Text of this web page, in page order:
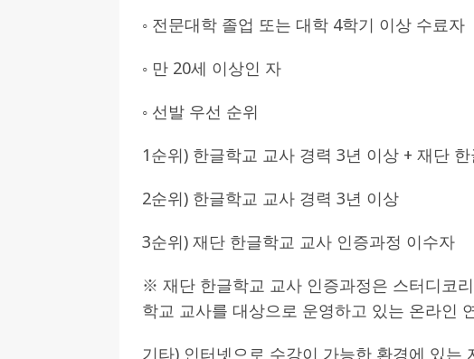
◦ 전문대학 졸업 또는 대학 4학기 이상 수료자
◦ 만 20세 이상인 자
◦ 선발 우선 순위
1순위) 한글학교 교사 경력 3년 이상 + 재단
2순위) 한글학교 교사 경력 3년 이상
3순위) 재단 한글학교 교사 인증과정 이수자
※ 재단 한글학교 교사 인증과정은 스터디
학교 교사를 대상으로 운영하고 있는 온라인
기타) 인터넷으로 수강이 가능한 환경에 있는